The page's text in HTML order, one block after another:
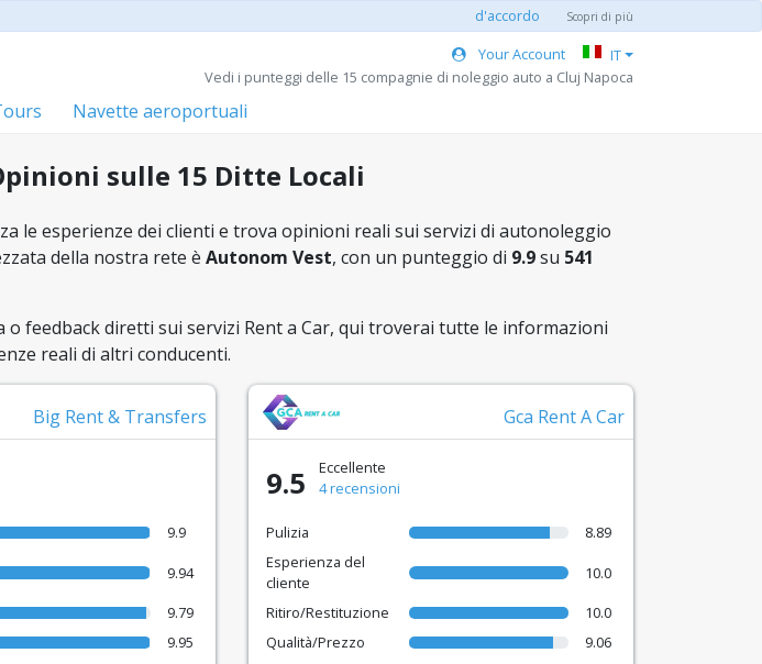
d'accordo Scopri di più
Your Account
IT
Vedi i punteggi delle 15 compagnie di noleggio auto a Cluj Napoca
Navette aeroportuali
sulle 15 Ditte Locali
le esperienze dei clienti e trova opinioni reali sui servizi di autonoleggio
della nostra rete è Autonom Vest, con un punteggio di 9.9su 541
feedback diretti sui servizi Rent a Car, qui troverai tutte le informazioni
reali di altri conducenti.
Big Rent & Transfers
9.9
9.94
9.79
9.95
Gca Rent A Car
9.5
Eccellente
4 recensioni
Pulizia
8.89
Esperienza del
cliente
10.0
Ritiro/Restituzione
10.0
Qualità/Prezzo
9.06